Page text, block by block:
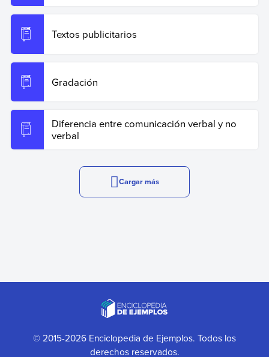
Textos publicitarios
Gradación
Diferencia entre comunicación verbal y no
verbal
Cargar más
© 2015-2026 Enciclopedia de Ejemplos. Todos los
derechos reservados.